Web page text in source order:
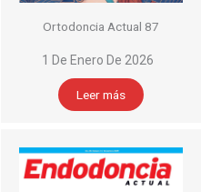
Ortodoncia Actual 87
1 De Enero De 2026
Leer más